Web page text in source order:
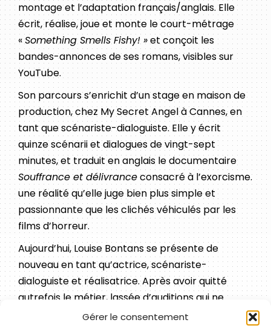
Gérer le consentement
montage et l’adaptation français/anglais. Elle
écrit, réalise, joue et monte le court-métrage
«Something Smells Fishy! »et conçoit les
bandes-annonces de ses romans, visibles sur
YouTube.
Son parcours s’enrichit d’un stage en maison de
production, chez My Secret Angel à Cannes, en
tant que scénariste-dialoguiste. Elle y écrit
quinze scénarii et dialogues de vingt-sept
minutes, et traduit en anglais le documentaire
Souffrance et délivranceconsacré à l’exorcisme.
une réalité qu’elle juge bien plus simple et
passionnante que les clichés véhiculés par les
films d’horreur.
Aujourd’hui, Louise Bontans se présente de
nouveau en tant qu’actrice, scénariste-
dialoguiste et réalisatrice. Après avoir quitté
autrefois le métier, lassée d’auditions qui ne
correspondaient pas à son identité, elle assume
pleinement son retour. Sa langue maternelle est